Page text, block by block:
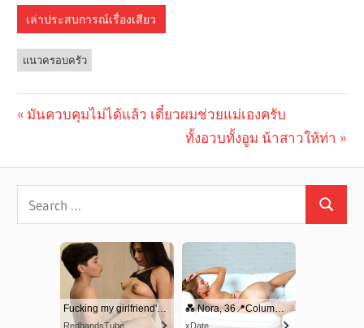
เล่าประสบการณ์เรื่องเสียว
แนวครอบครัว
navigation
Previous
มันควบคุมไม่ได้แล้ว เดี๋ยวผมช่วยแม่เองครับ
Next
ทั้งอวบทั้งอูม น้าสาวให้ท่า